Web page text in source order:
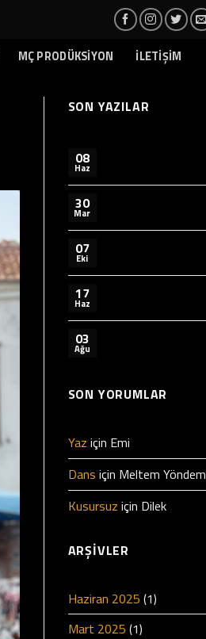
MÇ PRODÜKSİYON İLETİŞİM
SON YAZILAR
08
Haz
30
Mar
07
Eki
17
Haz
03
Ağu
SON YORUMLAR
Yaz için Emi
Dans için Meltem Yöndem
Kusursuz için Dilek
ARŞIVLER
Haziran 2025 (1)
Mart 2025 (1)